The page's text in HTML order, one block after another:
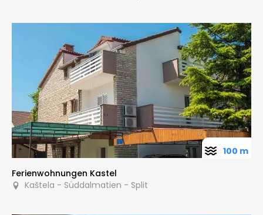
Ferienwohnungen Kastel
Kaštela - Süddalmatien - Split
100 m